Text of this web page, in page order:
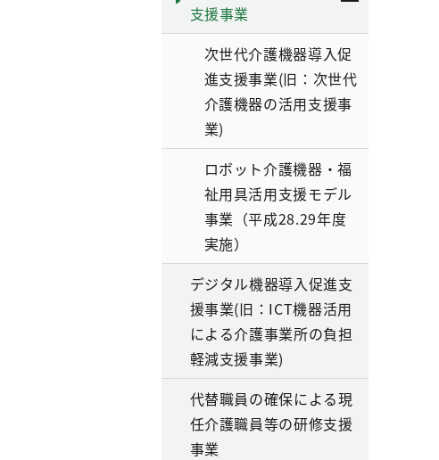
支援事業
次世代介護機器導入促
進支援事業(旧：次世代
介護機器の活用支援事
業)
ロボット介護機器・福
祉用具活用支援モデル
事業（平成28.29年度
実施）
デジタル機器導入促進支
援事業(旧：ICT機器活用
による介護事業所の負担
軽減支援事業)
代替職員の確保による現
任介護職員等の研修支援
事業